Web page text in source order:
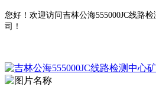
您好！欢迎访问吉林公海555000JC线路
司！